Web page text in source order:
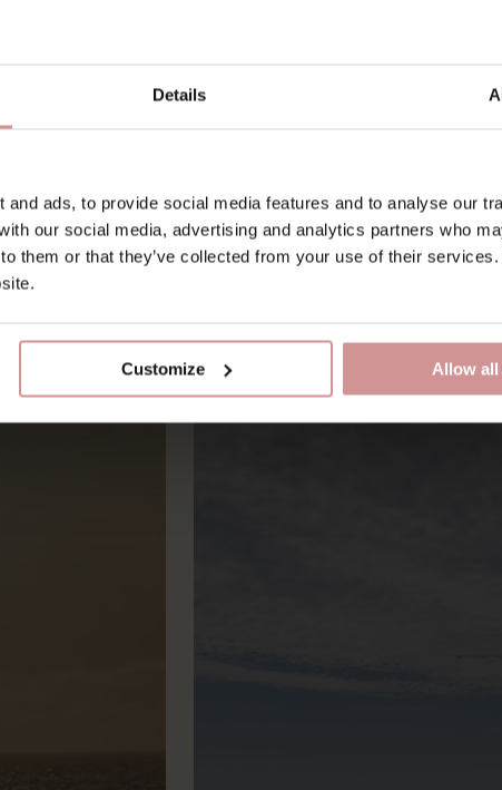
Details
ads, to provide social media features and to analyse our
our social media, advertising and analytics partners who
them or that they’ve collected from your use of their
Customize Allow